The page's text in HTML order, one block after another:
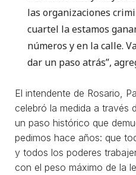
las organizaciones
cuartel la estamos
números y en la calle.
dar un paso atrás”,
El intendente de Rosario,
celebró la medida a través
un paso histórico que
pedimos hace años: que
y todos los poderes
con el peso máximo de la